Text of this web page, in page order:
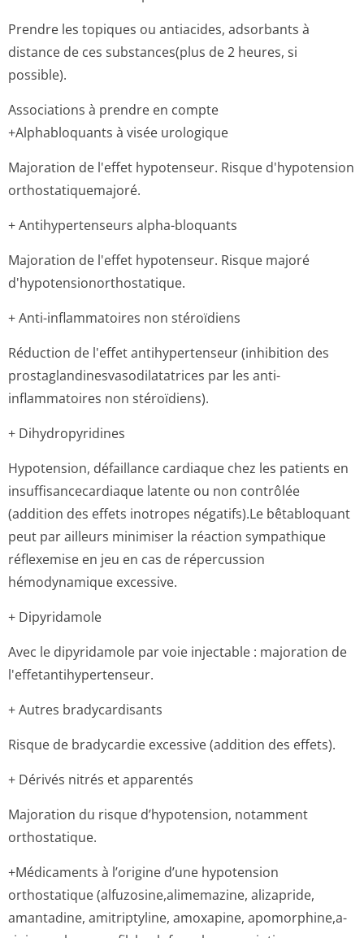
Prendre les topiques ou antiacides, adsorbants à
distance de ces substances(plus de 2 heures, si
possible).
Associations à prendre en compte
+Alphabloquants à visée urologique
Majoration de l'effet hypotenseur. Risque d'hypotension
orthostatique­majoré.
+ Antihypertenseurs alpha-bloquants
Majoration de l'effet hypotenseur. Risque majoré
d'hypotensionor­thostatique.
+ Anti-inflammatoires non stéroïdiens
Réduction de l'effet antihypertenseur (inhibition des
prostaglandines­vasodilatatri­ces par les anti-
inflammatoires non stéroïdiens).
+ Dihydropyridines
Hypotension, défaillance cardiaque chez les patients en
insuffisancecar­diaque latente ou non contrôlée
(addition des effets inotropes négatifs).Le bêtabloquant
peut par ailleurs minimiser la réaction sympathique
réflexemise en jeu en cas de répercussion
hémodynamique excessive.
+ Dipyridamole
Avec le dipyridamole par voie injectable : majoration de
l'effetantihy­pertenseur.
+ Autres bradycardisants
Risque de bradycardie excessive (addition des effets).
+ Dérivés nitrés et apparentés
Majoration du risque d’hypotension, notamment
orthostatique.
+Médicaments à l’origine d’une hypotension
orthostatique (alfuzosine,a­limemazine, alizapride,
amantadine, amitriptyline, amoxapine, apomorphine,a­